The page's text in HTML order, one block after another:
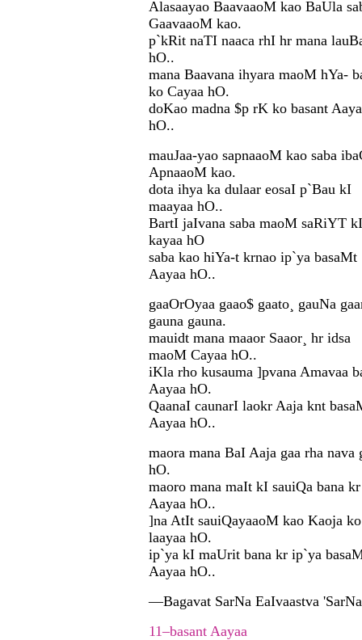
Alasaayao BaavaaoM kao BaUla
GaavaaoM kao.
p`kRit naTI naaca rhI hr mana
hO..
mana Baavana ihyara maoM hYa-
ko Cayaa hO.
doKao madna $p rK ko basant
hO..
mauJaa-yao sapnaaoM kao saba
ApnaaoM kao.
dota ihya ka dulaar eosaI p`Bau kI
maayaa hO..
BartI jaIvana saba maoM saRiYT
kayaa hO
saba kao hiYa-t krnao ip`ya basaMt
Aayaa hO..
gaaOrOyaa gaao$ gaato¸ gauNa
gauna gauna.
mauidt mana maaor Saaor¸ hr idsa
maoM Cayaa hO..
iKla rho kusauma ]pvana Amavaa
Aayaa hO.
QaanaI caunarI laokr Aaja knt
Aayaa hO..
maora mana BaI Aaja gaa rha nava
hO.
maoro mana maIt kI sauiQa bana kr
Aayaa hO..
]na AtIt sauiQayaaoM kao Kaoja
laayaa hO.
ip`ya kI maUrit bana kr ip`ya
Aayaa hO..
—Bagavat SarNa EaIvaastva
11–basant Aayaa